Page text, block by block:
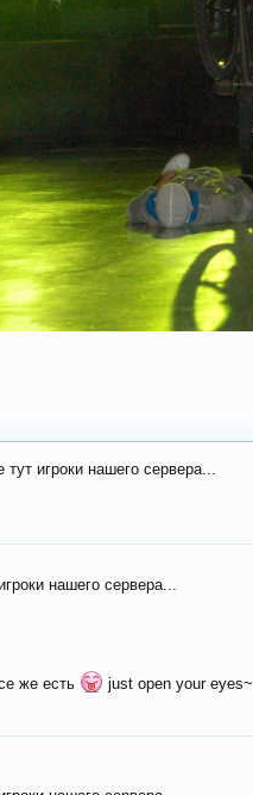
игроки нашего сервера...
нашего сервера...
же есть just open your eyes~